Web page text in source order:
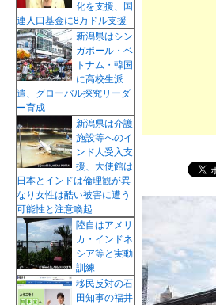
プ
化を支援、国
連人口基金に8万ドル支援
新潟県はシン
ガポール・ベ
トナム・韓国
に高校生派
遣、グローバル探究リーダ
ー育成
新潟県は介護
施設等へのイ
ンド人受入支
援、大使館は
日本とインドは倫理観が異
なり女性は酷い被害に遭う
可能性と注意喚起
陸自はアメリ
カ・インドネ
シア等と実動
訓練
移民反対の石
田知事の福井